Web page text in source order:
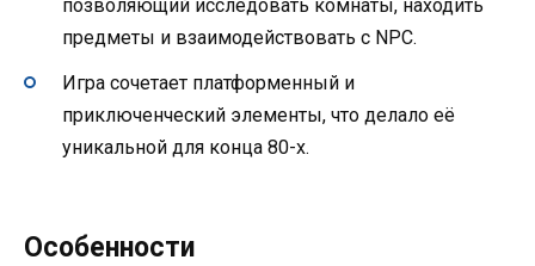
позволяющий исследовать комнаты, находить
предметы и взаимодействовать с NPC.
Игра сочетает платформенный и
приключенческий элементы, что делало её
уникальной для конца 80-х.
Особенности